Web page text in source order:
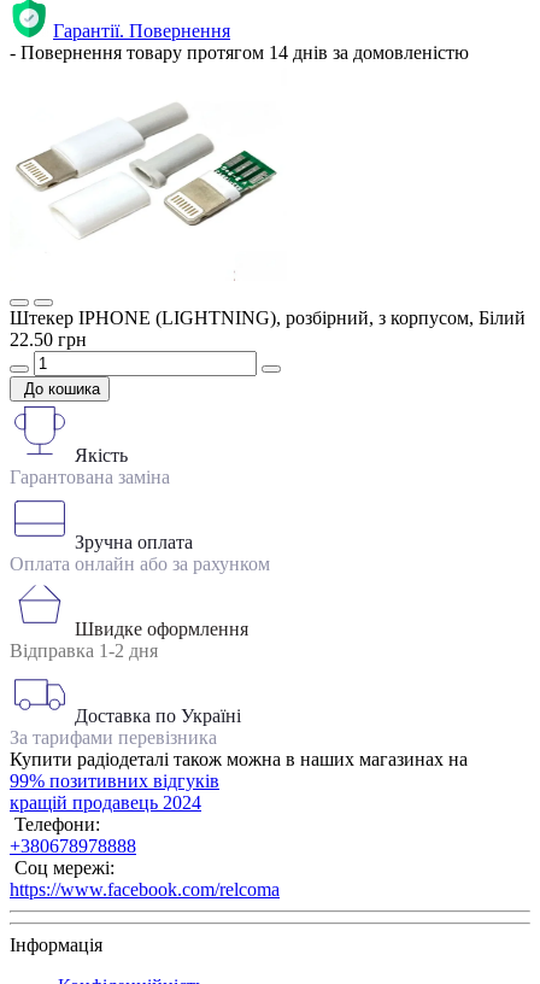
Гарантії. Повернення
- Повернення товару протягом 14 днів за домовленістю
Штекер IPHONE (LIGHTNING), розбірний, з корпусом, Білий
22.50 грн
До кошика
Якість
Гарантована заміна
Зручна оплата
Оплата онлайн або за рахунком
Швидке оформлення
Відправка 1-2 дня
Доставка по Україні
За тарифами перевізника
Купити радіодеталі також можна в наших магазинах на
99% позитивних відгуків
кращій продавець 2024
Телефони:
+380678978888
Соц мережі:
https://www.facebook.com/relcoma
Інформація